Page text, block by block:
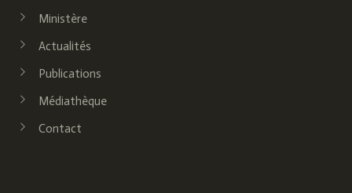
Ministère
Actualités
Publications
Médiathèque
Contact